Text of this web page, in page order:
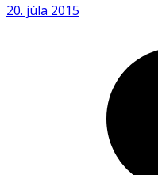
20. júla 2015